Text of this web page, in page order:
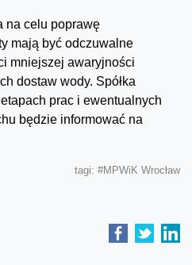
na celu poprawę
mają być odczuwalne
mniejszej awaryjności
dostaw wody. Spółka
prac i ewentualnych
będzie informować na
tagi: #MPWiK Wrocław